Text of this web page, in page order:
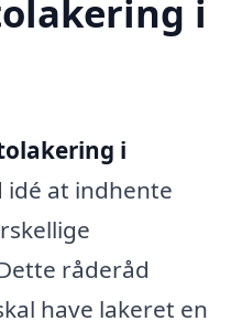
i
i
idé at indhente
råderåd
have lakeret en